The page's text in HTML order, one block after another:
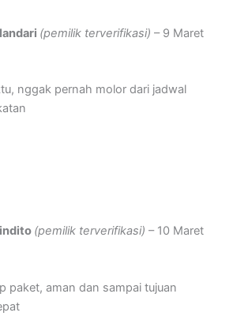
(pemilik terverifikasi) – 9 Maret
nggak pernah molor dari jadwal
(pemilik terverifikasi) – 10 Maret
paket, aman dan sampai tujuan